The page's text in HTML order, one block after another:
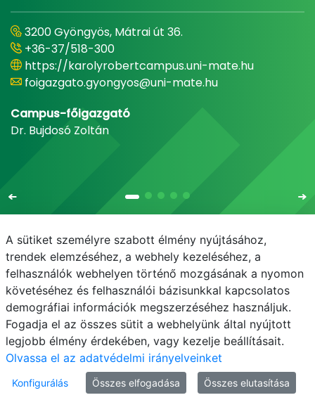
3200 Gyöngyös, Mátrai út 36.
+36-37/518-300
https://karolyrobertcampus.uni-mate.hu
foigazgato.gyongyos@uni-mate.hu
Campus-főigazgató
Dr. Bujdosó Zoltán
E-mail Telefonkönyv NEPTUN
E-learning
Adatvédelem
© MATE 2021
A sütiket személyre szabott élmény nyújtásához,
trendek elemzéséhez, a webhely kezeléséhez, a
felhasználók webhelyen történő mozgásának a nyomon
követéséhez és felhasználói bázisunkkal kapcsolatos
demográfiai információk megszerzéséhez használjuk.
Fogadja el az összes sütit a webhelyünk által nyújtott
legjobb élmény érdekében, vagy kezelje beállításait.
Olvassa el az adatvédelmi irányelveinket
Konfigurálás Összes elfogadása Összes elutasítása